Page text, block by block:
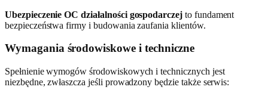
Ubezpieczenie OC działalności gospodarczejto fundament
bezpieczeństwa firmy i budowania zaufania klientów.
Wymagania środowiskowe i techniczne
Spełnienie wymogów środowiskowych i technicznych jest
niezbędne, zwłaszcza jeśli prowadzony będzie także serwis: